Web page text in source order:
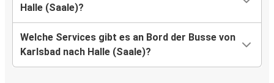
Halle (Saale)?
Welche Services gibt es an Bord der Busse von
Karlsbad nach Halle (Saale)?